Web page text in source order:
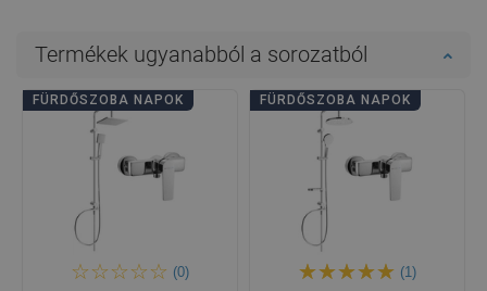
Termékek ugyanabból a sorozatból
FÜRDŐSZOBA NAPOK
(0)
FÜRDŐSZOBA NAPOK
(1)